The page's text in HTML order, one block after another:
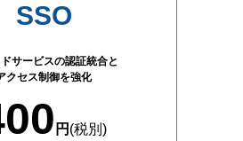
SSO
サービスの認証統合と
クセス制御を強化
円 (税別)